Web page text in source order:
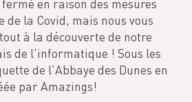
en raison des mesures
de la Covid, mais nous vous
à la découverte de notre
de l'informatique ! Sous les
de l'Abbaye des Dunes en
par Amazings!